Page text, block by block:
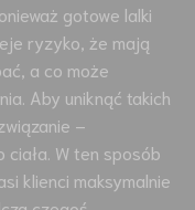
gotowe lalki
ryzyko, że mają
a co może
Aby uniknąć takich
–
W ten sposób
klienci maksymalnie